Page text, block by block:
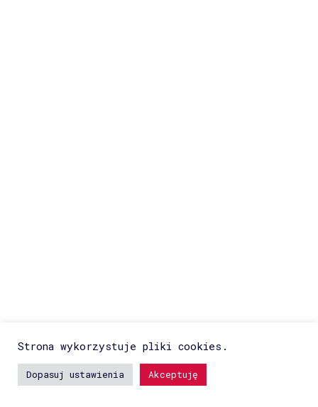
Copyright © 2009-2026 kubamalicki.com
Strona wykorzystuje pliki cookies.
Dopasuj ustawienia Akceptuję